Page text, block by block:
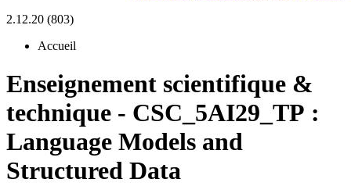
2.12.20 (803)
Accueil
Enseignement scientifique &
technique - CSC_5AI29_TP :
Language Models and
Structured Data